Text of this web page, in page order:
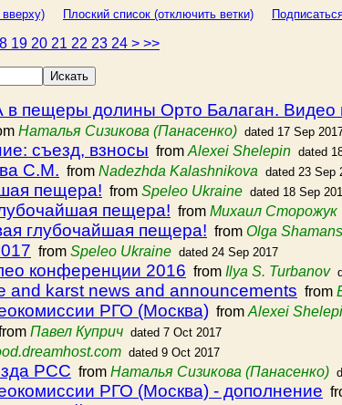
Плоский список (отключить ветки)
19 20 21 22 23 24 > >>
в пещеры долины Орто Балаган. Видео
Наталья Сизикова (Панасенко) dated 17 Sep
съезд, взносы from Alexei Shelepin dated
С.М. from Nadezhda Kalashnikova dated 23 Sep
пещера! from Speleo Ukraine dated 18 Sep
пещера! from Михаил Сторожук
глубочайшая пещера! from Olga
from Speleo Ukraine dated 24 Sep 2017
конференции 2016 from Ilya S. Turbanov
and karst news and announcements from
РГО (Москва) from Alexei
Павел Куприч dated 7 Oct 2017
dated 9 Oct 2017
РСС from Наталья Сизикова (Панасенко)
РГО (Москва) - дополнение